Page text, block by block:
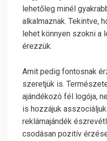
lehetőleg minél
alkalmaznak. Tekintve,
lehet könnyen szokni a
érezzük.
Amit pedig fontosnak
szeretjük is.
ajándékozó fél logója,
is hozzájuk
reklámajándék
csodásan pozitív